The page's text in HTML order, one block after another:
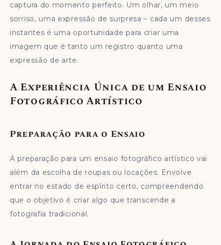
captura do momento perfeito. Um olhar, um meio
sorriso, uma expressão de surpresa – cada um desses
instantes é uma oportunidade para criar uma
imagem que é tanto um registro quanto uma
expressão de arte.
A Experiência Única de um Ensaio
Fotográfico Artístico
Preparação para o Ensaio
A preparação para um ensaio fotográfico artístico vai
além da escolha de roupas ou locações. Envolve
entrar no estado de espírito certo, compreendendo
que o objetivo é criar algo que transcende a
fotografia tradicional.